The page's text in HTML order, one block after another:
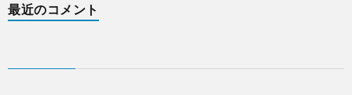
最近のコメント